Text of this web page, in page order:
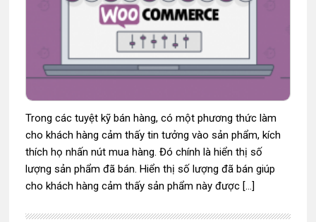
Trong các tuyệt kỹ bán hàng, có một phương thức làm
cho khách hàng cảm thấy tin tưởng vào sản phẩm, kích
thích họ nhấn nút mua hàng. Đó chính là hiển thị số
lượng sản phẩm đã bán. Hiển thị số lượng đã bán giúp
cho khách hàng cảm thấy sản phẩm này được […]